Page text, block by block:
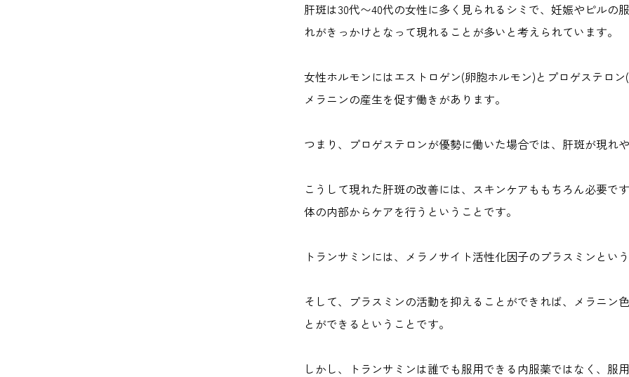
肝斑は30代〜40代の女性に多く見られるシミで、妊娠やピル
れがきっかけとなって現れることが多いと考えられています。
女性ホルモンにはエストロゲン(卵胞ホルモン)とプロゲステロ
メラニンの産生を促す働きがあります。
つまり、プロゲステロンが優勢に働いた場合では、肝斑が現れ
こうして現れた肝斑の改善には、スキンケアももちろん必要で
体の内部からケアを行うということです。
トランサミンには、メラノサイト活性化因子のプラスミンとい
そして、プラスミンの活動を抑えることができれば、メラニン
とができるということです。
しかし、トランサミンは誰でも服用できる内服薬ではなく、服